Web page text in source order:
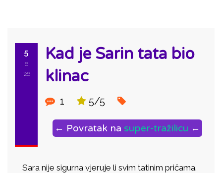
5
6
'26
Kad je Sarin tata bio
klinac
1 5/5
← Povratak na super-tražilicu ←
Sara nije sigurna vjeruje li svim tatinim pričama.